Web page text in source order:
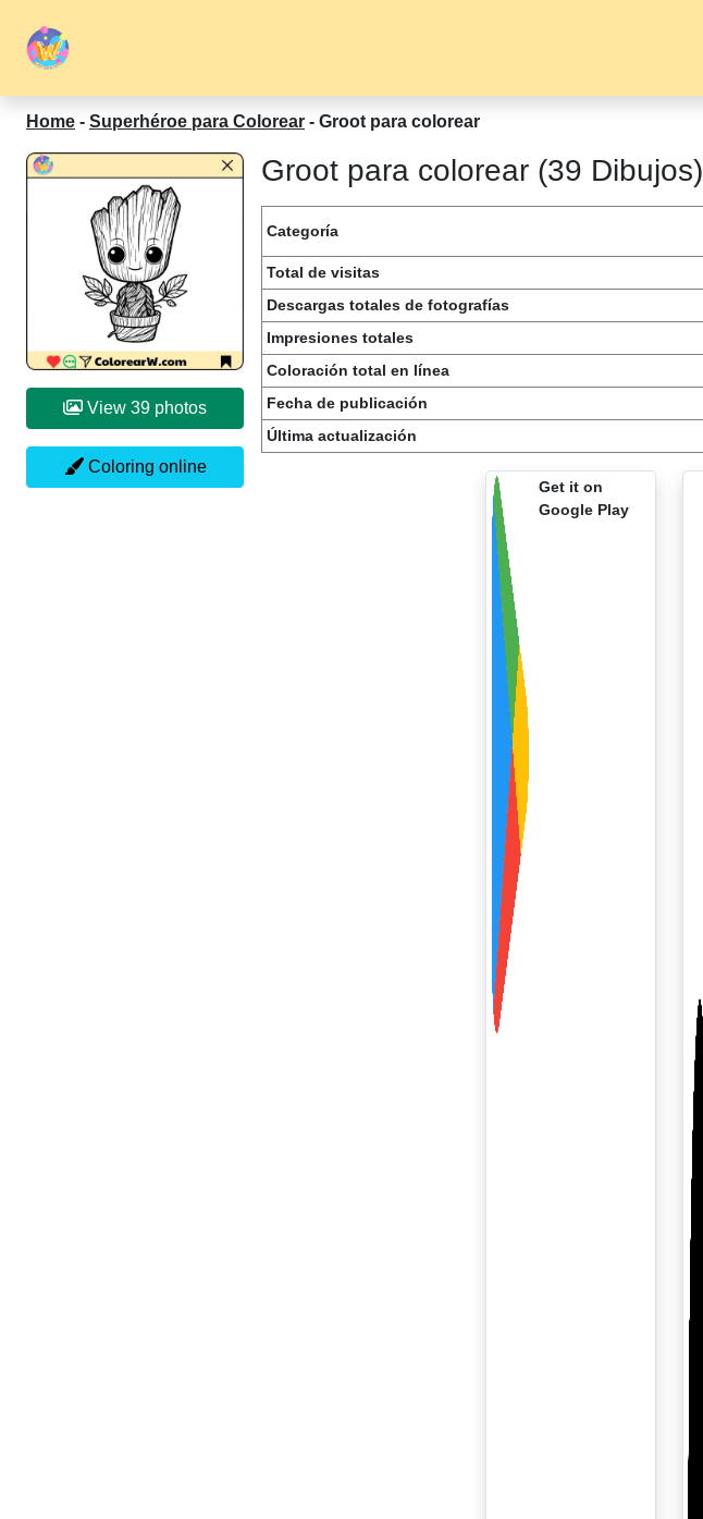
Home - Superhéroe para Colorear - Groot para colorear
View 39 photos
Coloring online
Groot para colorear (39 Dibujos)
Categoría
Total de visitas
Descargas totales de fotografías
Impresiones totales
Coloración total en línea
Fecha de publicación
Última actualización
Get it on
Google Play